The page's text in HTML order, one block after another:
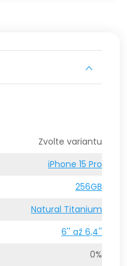
Zvolte variantu
iPhone 15 Pro
256GB
Natural Titanium
6'' až 6,4''
0%